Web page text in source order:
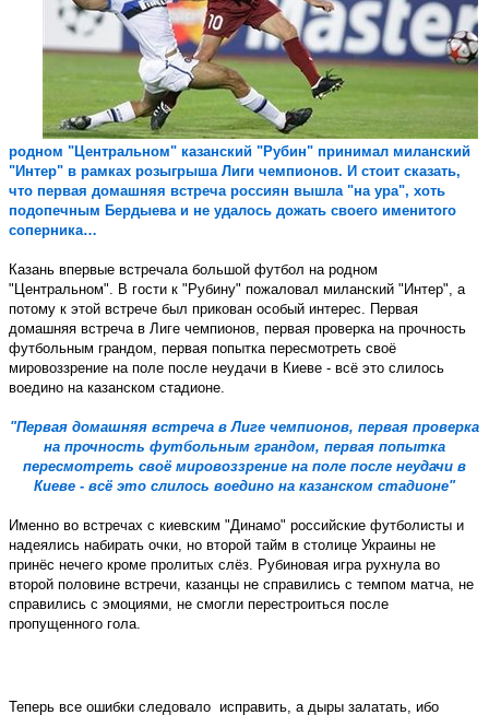
родном "Центральном" казанский "Рубин" принимал миланский
"Интер" в рамках розыгрыша Лиги чемпионов. И стоит сказать,
что первая домашняя встреча россиян вышла "на ура", хоть
подопечным Бердыева и не удалось дожать своего именитого
соперника…
Казань впервые встречала большой футбол на родном
"Центральном". В гости к "Рубину" пожаловал миланский "Интер", а
потому к этой встрече был прикован особый интерес. Первая
домашняя встреча в Лиге чемпионов, первая проверка на прочность
футбольным грандом, первая попытка пересмотреть своё
мировоззрение на поле после неудачи в Киеве - всё это слилось
воедино на казанском стадионе.
"Первая домашняя встреча в Лиге чемпионов, первая проверка
на прочность футбольным грандом, первая попытка
пересмотреть своё мировоззрение на поле после неудачи в
Киеве - всё это слилось воедино на казанском стадионе"
Именно во встречах с киевским "Динамо" российские футболисты и
надеялись набирать очки, но второй тайм в столице Украины не
принёс нечего кроме пролитых слёз. Рубиновая игра рухнула во
второй половине встречи, казанцы не справились с темпом матча, не
справились с эмоциями, не смогли перестроиться после
пропущенного гола.
Теперь все ошибки следовало исправить, а дыры залатать, ибо